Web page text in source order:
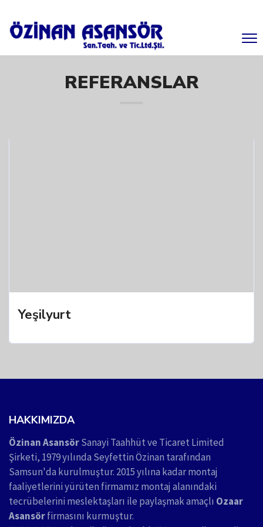
REFERANSLAR
Yeşilyurt
HAKKIMIZDA
Özinan AsansörSanayi Taahhüt ve Ticaret Limited
Şirketi, 1979 yılında Seyfettin Özinan tarafından
Samsun'da kurulmuştur. 2015 yılına kadar montaj
faaliyetlerini yürüten firmamız montaj alanındaki
tecrübelerini meslektaşları ile paylaşmak amaçlı Ozaar
Asansörfirmasını kurmuştur.